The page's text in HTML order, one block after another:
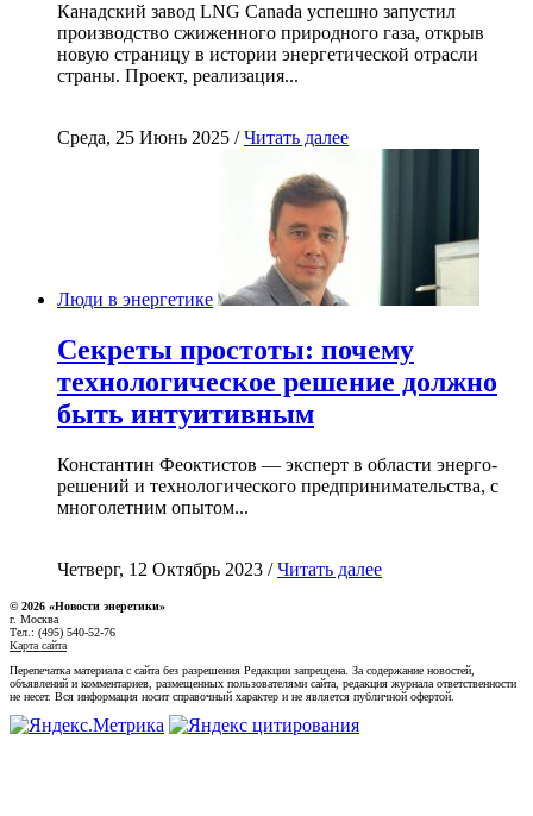
Канадский завод LNG Canada успешно запустил
производство сжиженного природного газа, открыв
новую страницу в истории энергетической отрасли
страны. Проект, реализация...
Среда, 25 Июнь 2025 /Читать далее
Люди в энергетике
Секреты простоты: почему
технологическое решение должно
быть интуитивным
Константин Феоктистов — эксперт в области энерго-
решений и технологического предпринимательства, с
многолетним опытом...
Четверг, 12 Октябрь 2023 /Читать далее
© 2026 «Новости энеретики»
г. Москва
Тел.: (495) 540-52-76
Карта сайта
Перепечатка материала с сайта без разрешения Редакции запрещена. За содержание новостей,
объявлений и комментариев, размещенных пользователями сайта, редакция журнала ответственности
не несет. Вся информация носит справочный характер и не является публичной офертой.